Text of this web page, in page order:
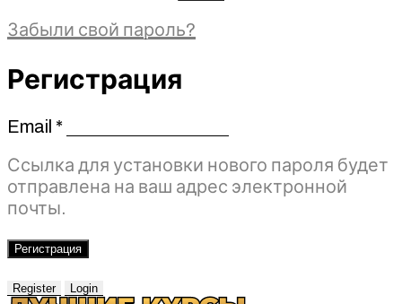
Забыли свой пароль?
Регистрация
Email *Обязательно
Ссылка для установки нового пароля будет
отправлена ​​на ваш адрес электронной
почты.
Регистрация
Register Login